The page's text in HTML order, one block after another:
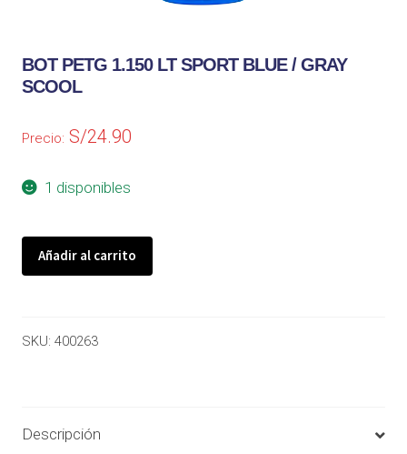
BOT PETG 1.150 LT SPORT BLUE / GRAY
SCOOL
Precio: S/24.90
1 disponibles
Añadir al carrito
SKU:400263
Descripción